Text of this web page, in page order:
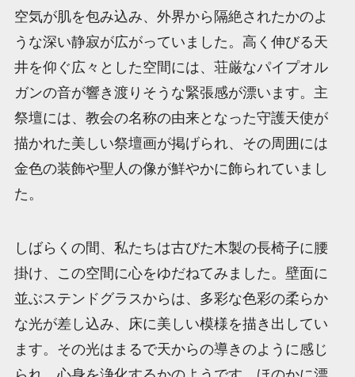
空気が肌を包み込み、外界から隔絶されたかのよ
うな深い静寂が広がっていました。高く伸びる天
井を仰ぐ広々とした空間には、荘厳なパイプオル
ガンの音が響き渡りそうな緊張感が漂います。主
祭壇には、教会の名称の由来となった守護天使が
描かれた美しい祭壇画が掲げられ、その周囲には
金色の装飾や聖人の像が鮮やかに飾られていまし
た。
しばらくの間、私たちは古びた木製の長椅子に腰
掛け、この空間に心をゆだねてみました。壁面に
並ぶステンドグラスからは、多彩な色彩の柔らか
な光が差し込み、床に美しい模様を描き出してい
ます。その光はまるで天からの導きのように感じ